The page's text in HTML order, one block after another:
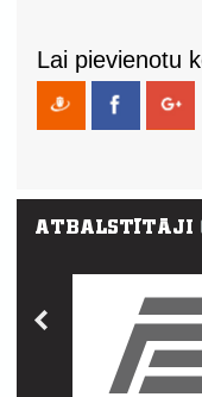
Lai pievienotu